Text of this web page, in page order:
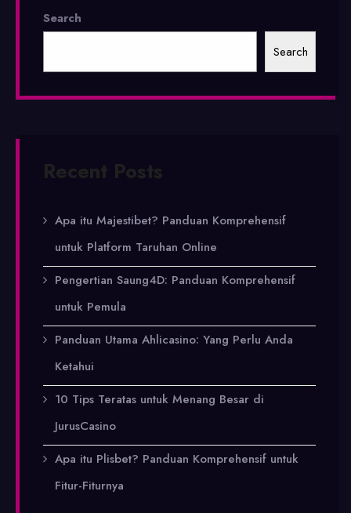
Search
Search
Recent Posts
Apa itu Majestibet? Panduan Komprehensif
untuk Platform Taruhan Online
Pengertian Saung4D: Panduan Komprehensif
untuk Pemula
Panduan Utama Ahlicasino: Yang Perlu Anda
Ketahui
10 Tips Teratas untuk Menang Besar di
JurusCasino
Apa itu Plisbet? Panduan Komprehensif untuk
Fitur-Fiturnya